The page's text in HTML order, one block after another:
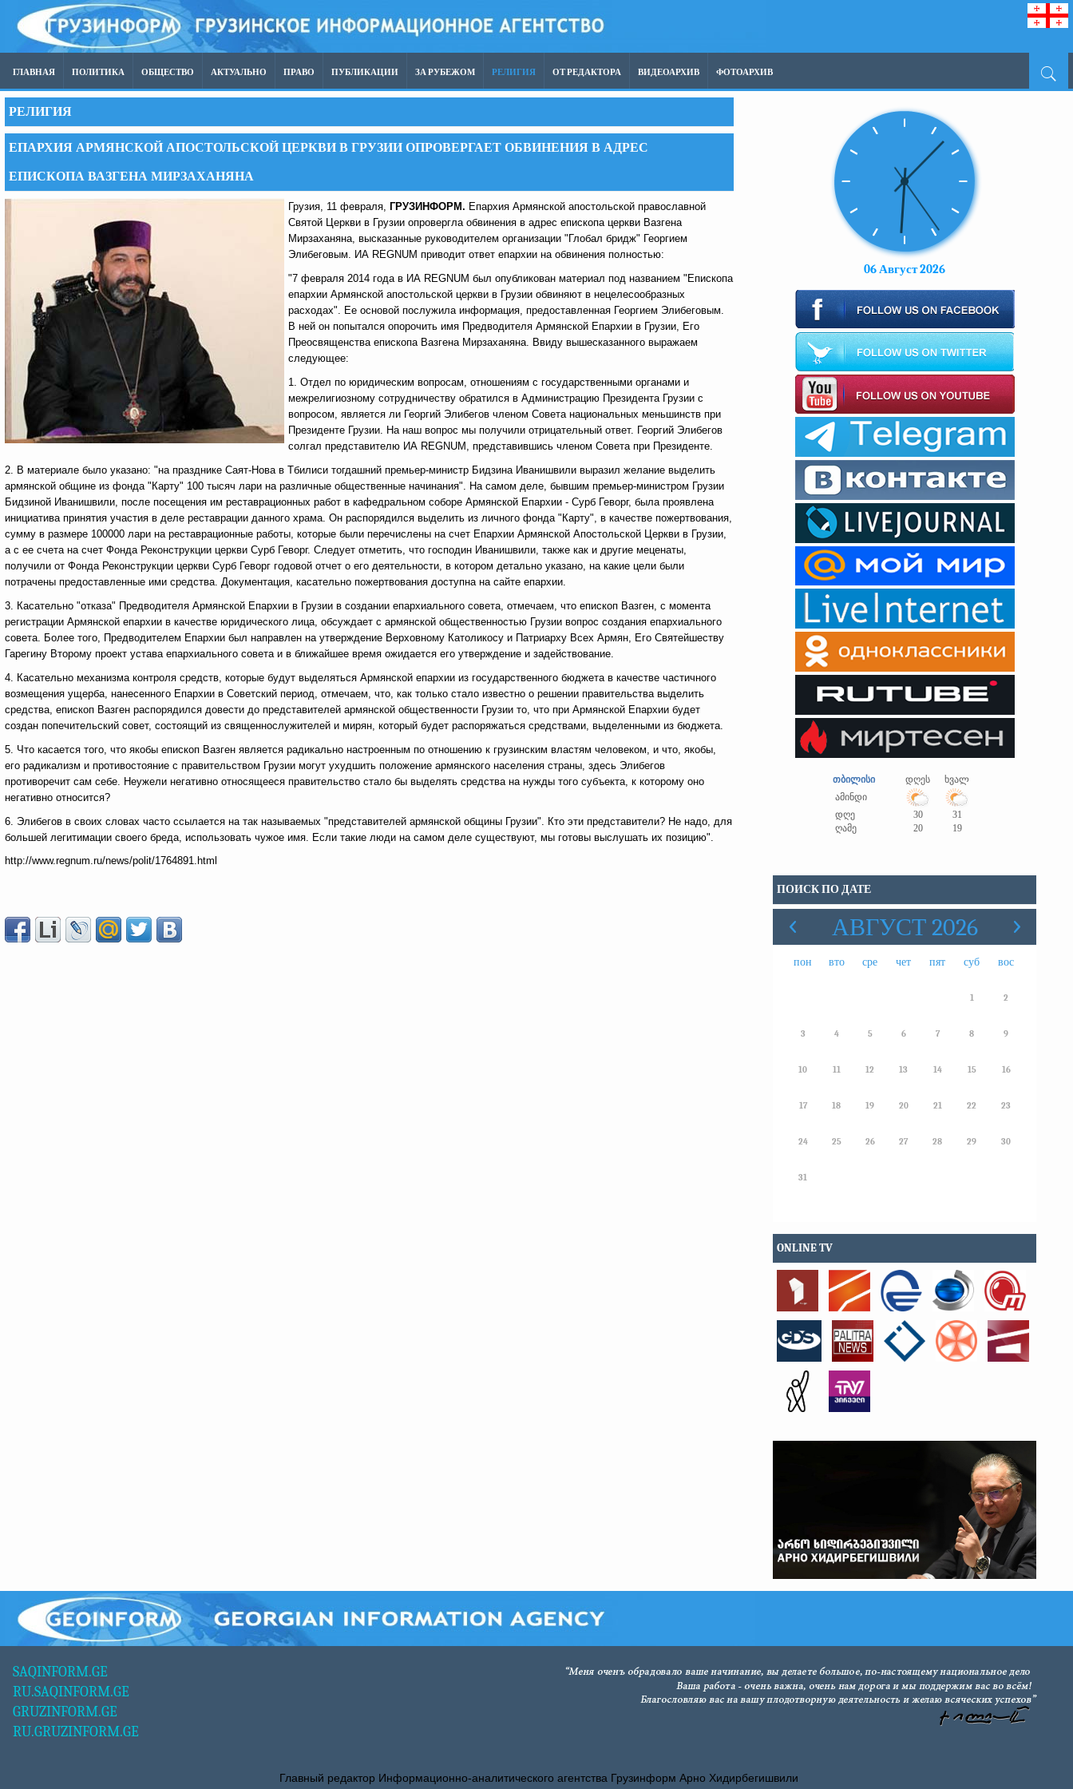
ГЛАВНАЯ ПОЛИТИКА ОБЩЕСТВО АКТУАЛЬНО ПРАВО ПУБЛИКАЦИИ ЗА РУБЕЖОМ РЕЛИГИЯ ОТ РЕДАКТОРА ВИДЕОАРХИВ ФОТОАРХИВ
РЕЛИГИЯ
ЕПАРХИЯ АРМЯНСКОЙ АПОСТОЛЬСКОЙ ЦЕРКВИ В ГРУЗИИ ОПРОВЕРГАЕТ ОБВИНЕНИЯ В АДРЕС
ЕПИСКОПА ВАЗГЕНА МИРЗАХАНЯНА
Грузия, 11 февраля, ГРУЗИНФОРМ. Епархия Армянской апостольской православной
Святой Церкви в Грузии опровергла обвинения в адрес епископа церкви Вазгена
Мирзаханяна, высказанные руководителем организации "Глобал бридж" Георгием
Элибеговым. ИА REGNUM приводит ответ епархии на обвинения полностью:
"7 февраля 2014 года в ИА REGNUM был опубликован материал под названием "Епископа
епархии Армянской апостольской церкви в Грузии обвиняют в нецелесообразных
расходах". Ее основой послужила информация, предоставленная Георгием Элибеговым.
В ней он попытался опорочить имя Предводителя Армянской Епархии в Грузии, Его
Преосвященства епископа Вазгена Мирзаханяна. Ввиду вышесказанного выражаем
следующее:
1. Отдел по юридическим вопросам, отношениям с государственными органами и
межрелигиозному сотрудничеству обратился в Администрацию Президента Грузии с
вопросом, является ли Георгий Элибегов членом Совета национальных меньшинств при
Президенте Грузии. На наш вопрос мы получили отрицательный ответ. Георгий Элибегов
солгал представителю ИА REGNUM, представившись членом Совета при Президенте.
2. В материале было указано: "на празднике Саят-Нова в Тбилиси тогдашний премьер-министр Бидзина Иванишвили выразил желание выделить
армянской общине из фонда "Карту" 100 тысяч лари на различные общественные начинания". На самом деле, бывшим премьер-министром Грузии
Бидзиной Иванишвили, после посещения им реставрационных работ в кафедральном соборе Армянской Епархии - Сурб Геворг, была проявлена
инициатива принятия участия в деле реставрации данного храма. Он распорядился выделить из личного фонда "Карту", в качестве пожертвования,
сумму в размере 100000 лари на реставрационные работы, которые были перечислены на счет Епархии Армянской Апостольской Церкви в Грузии,
а с ее счета на счет Фонда Реконструкции церкви Сурб Геворг. Следует отметить, что господин Иванишвили, также как и другие меценаты,
получили от Фонда Реконструкции церкви Сурб Геворг годовой отчет о его деятельности, в котором детально указано, на какие цели были
потрачены предоставленные ими средства. Документация, касательно пожертвования доступна на сайте епархии.
3. Касательно "отказа" Предводителя Армянской Епархии в Грузии в создании епархиального совета, отмечаем, что епископ Вазген, с момента
регистрации Армянской епархии в качестве юридического лица, обсуждает с армянской общественностью Грузии вопрос создания епархиального
совета. Более того, Предводителем Епархии был направлен на утверждение Верховному Католикосу и Патриарху Всех Армян, Его Святейшеству
Гарегину Второму проект устава епархиального совета и в ближайшее время ожидается его утверждение и задействование.
4. Касательно механизма контроля средств, которые будут выделяться Армянской епархии из государственного бюджета в качестве частичного
возмещения ущерба, нанесенного Епархии в Советский период, отмечаем, что, как только стало известно о решении правительства выделить
средства, епископ Вазген распорядился довести до представителей армянской общественности Грузии то, что при Армянской Епархии будет
создан попечительский совет, состоящий из священнослужителей и мирян, который будет распоряжаться средствами, выделенными из бюджета.
5. Что касается того, что якобы епископ Вазген является радикально настроенным по отношению к грузинским властям человеком, и что, якобы,
его радикализм и противостояние с правительством Грузии могут ухудшить положение армянского населения страны, здесь Элибегов
противоречит сам себе. Неужели негативно относящееся правительство стало бы выделять средства на нужды того субъекта, к которому оно
негативно относится?
6. Элибегов в своих словах часто ссылается на так называемых "представителей армянской общины Грузии". Кто эти представители? Не надо, для
большей легитимации своего бреда, использовать чужое имя. Если такие люди на самом деле существуют, мы готовы выслушать их позицию".
http://www.regnum.ru/news/polit/1764891.html
06 Август 2026
თბილისი დღეს
ხვალ
ამინდი
დღე
30
31
ღამე
20 19
ПОИСК ПО ДАТЕ
АВГУСТ 2026
пон вто сре чет пят суб вос
1 2
3 4 5 6 7 8 9
10 11 12 13 14 15 16
17 18 19 20 21 22 23
24 25 26 27 28 29 30
31
ONLINE TV
SAQINFORM.GE
RU.SAQINFORM.GE
GRUZINFORM.GE
RU.GRUZINFORM.GE
Главный редактор Информационно-аналитического агентства Грузинформ Арно Хидирбегишвили